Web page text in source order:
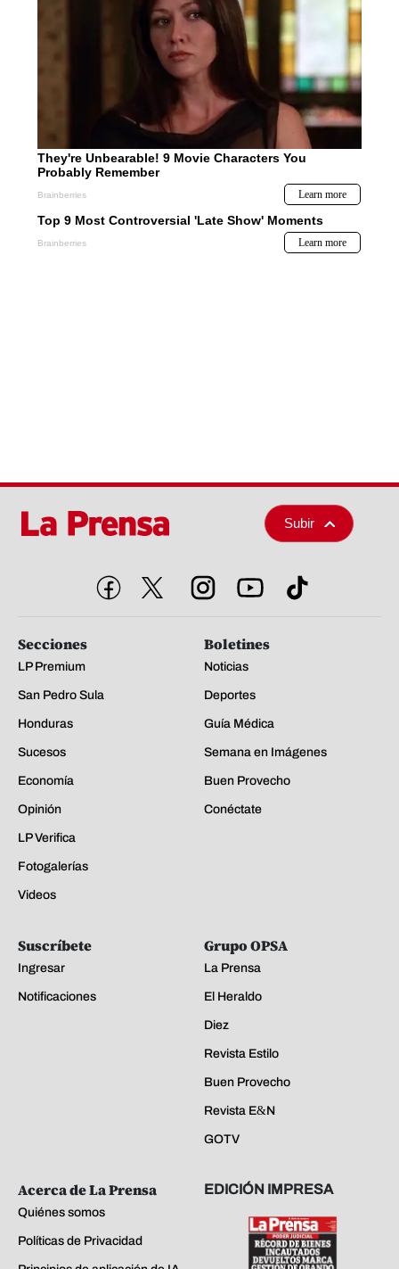
Subir
Secciones
LP Premium
San Pedro Sula
Honduras
Sucesos
Economía
Opinión
LP Verifica
Fotogalerías
Videos
Boletines
Noticias
Deportes
Guía Médica
Semana en Imágenes
Buen Provecho
Conéctate
Suscríbete
Ingresar
Notificaciones
Grupo OPSA
La Prensa
El Heraldo
Diez
Revista Estilo
Buen Provecho
Revista E&N
GOTV
Acerca de La Prensa
Quiénes somos
Políticas de Privacidad
EDICIÓN IMPRESA